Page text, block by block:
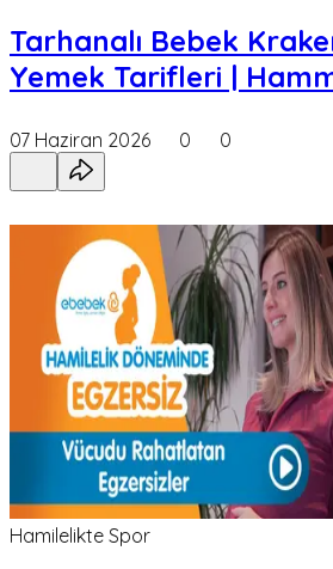
Tarhanalı Bebek
Yemek Tarifleri |
07 Haziran 2026 0 0
Hamilelikte Spor